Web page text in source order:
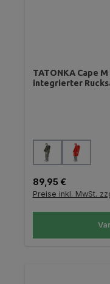
TATONKA Cape
integrierter
Farbe auswählen
Regulärer Preis:
89,95 €
Preise inkl. MwSt.